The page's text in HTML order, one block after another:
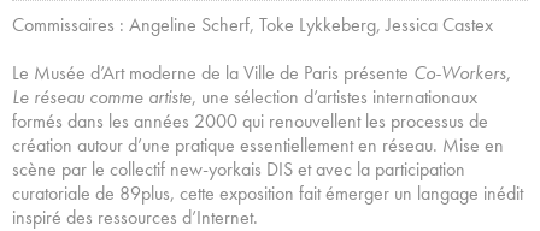
Commissaires : Angeline Scherf, Toke Lykkeberg, Jessica Castex
Le Musée d’Art moderne de la Ville de Paris présente Co-Workers,
Le réseau comme artiste, une sélection d’artistes internationaux
formés dans les années 2000 qui renouvellent les processus de
création autour d’une pratique essentiellement en réseau. Mise en
scène par le collectif new-yorkais DIS et avec la participation
curatoriale de 89plus, cette exposition fait émerger un langage inédit
inspiré des ressources d’Internet.